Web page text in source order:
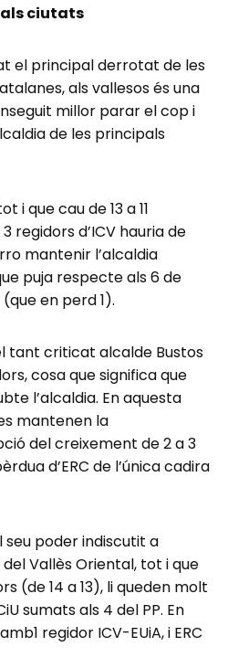
ciutats
el principal derrotat de les
als vallesos és una
millor parar el cop i
de les principals
i que cau de 13 a 11
regidors d’ICV hauria de
mantenir l’alcaldia
puja respecte als 6 de
en perd 1).
tant criticat alcalde Bustos
cosa que significa que
l’alcaldia. En aquesta
mantenen la
del creixement de 2 a 3
d’ERC de l’única cadira
seu poder indiscutit a
Vallès Oriental, tot i que
(de 14 a 13), li queden molt
sumats als 4 del PP. En
regidor ICV-EUiA, i ERC